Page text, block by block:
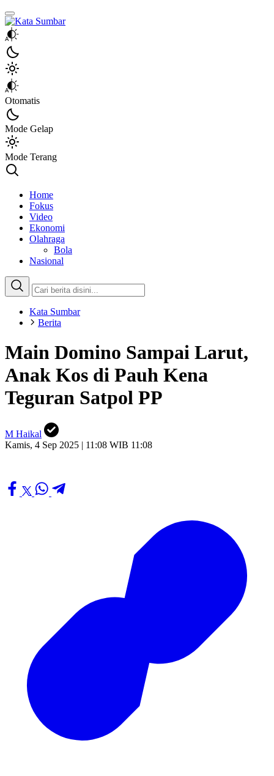
Kata Sumbar
Berita Sumbar Hari Ini
Otomatis
Mode Gelap
Mode Terang
Home
Fokus
Video
Ekonomi
Olahraga
Bola
Nasional
Kata Sumbar
Berita
Main Domino Sampai Larut,
Anak Kos di Pauh Kena
Teguran Satpol PP
M Haikal
Kamis, 4 Sep 2025 | 11:08 WIB 11:08